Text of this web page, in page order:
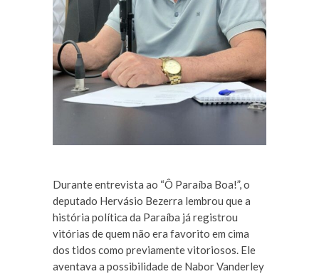
Durante entrevista ao “Ô Paraíba Boa!”, o
deputado Hervásio Bezerra lembrou que a
história política da Paraíba já registrou
vitórias de quem não era favorito em cima
dos tidos como previamente vitoriosos. Ele
aventava a possibilidade de Nabor Vanderley